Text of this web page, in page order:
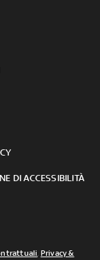
DI ACCESSIBILITÀ
, Privacy &